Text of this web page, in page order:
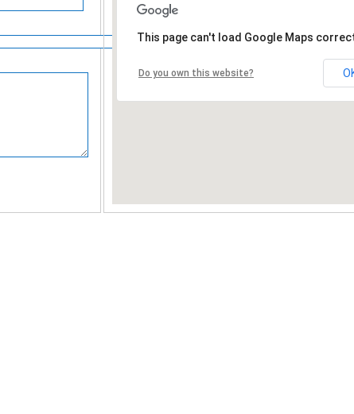
This page can't load Google Maps
Do you own this website?